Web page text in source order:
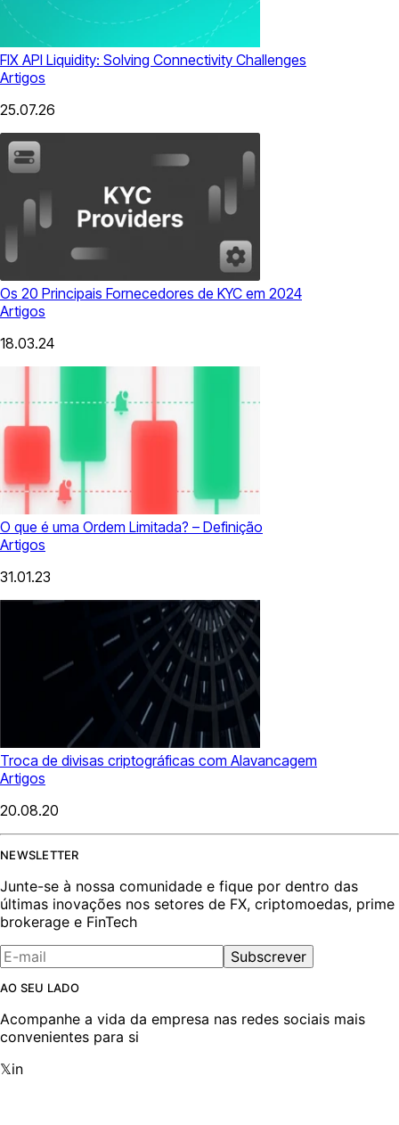
FIX API Liquidity: Solving Connectivity Challenges
Artigos
25.07.26
Os 20 Principais Fornecedores de KYC em 2024
Artigos
18.03.24
O que é uma Ordem Limitada? – Definição
Artigos
31.01.23
Troca de divisas criptográficas com Alavancagem
Artigos
20.08.20
NEWSLETTER
Junte-se à nossa comunidade e fique por dentro das
últimas inovações nos setores de FX, criptomoedas, prime
brokerage e FinTech
Subscrever
AO SEU LADO
Acompanhe a vida da empresa nas redes sociais mais
convenientes para si
𝕏in